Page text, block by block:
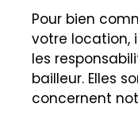
Pour bien
votre location,
les
bailleur. Elles
concernent